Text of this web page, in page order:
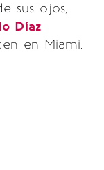
sus ojos,
Díaz
en Miami.